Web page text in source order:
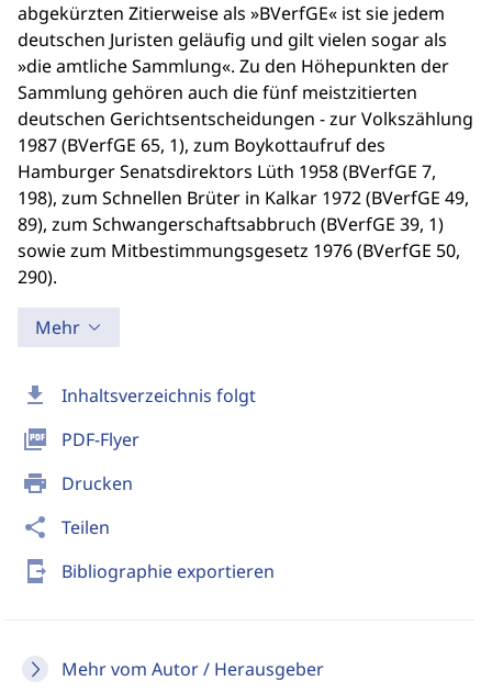
download Inhaltsverzeichnis folgt
picture_as_pdf PDF-Flyer
print Drucken
share Teilen
send_to_mobile Bibliographie exportieren
Mehr vom Autor / Herausgeber
abgekürzten Zitierweise als »BVerfGE« ist sie jedem
deutschen Juristen geläufig und gilt vielen sogar als
»die amtliche Sammlung«. Zu den Höhepunkten der
Sammlung gehören auch die fünf meistzitierten
deutschen Gerichtsentscheidungen - zur Volkszählung
1987 (BVerfGE 65, 1), zum Boykottaufruf des
Hamburger Senatsdirektors Lüth 1958 (BVerfGE 7,
198), zum Schnellen Brüter in Kalkar 1972 (BVerfGE 49,
89), zum Schwangerschaftsabbruch (BVerfGE 39, 1)
sowie zum Mitbestimmungsgesetz 1976 (BVerfGE 50,
290).
Mehr